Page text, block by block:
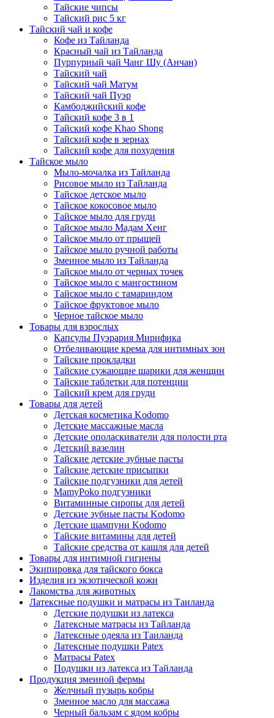
Тайские чипсы
Тайский рис 5 кг
Тайский чай и кофе
Кофе из Тайланда
Красный чай из Тайланда
Пурпурный чай Чанг Шу (Анчан)
Тайский чай
Тайский чай Матум
Тайский чай Пуэр
Камбоджийский кофе
Тайский кофе 3 в 1
Тайский кофе Khao Shong
Тайский кофе в зернах
Тайский кофе для похудения
Тайское мыло
Мыло-мочалка из Тайланда
Рисовое мыло из Тайланда
Тайское детское мыло
Тайское кокосовое мыло
Тайское мыло для груди
Тайское мыло Мадам Хенг
Тайское мыло от прыщей
Тайское мыло ручной работы
Змеиное мыло из Тайланда
Тайское мыло от черных точек
Тайское мыло с мангостином
Тайское мыло с тамариндом
Тайское фруктовое мыло
Черное тайское мыло
Товары для взрослых
Капсулы Пуэрария Мирифика
Отбеливающие крема для интимных зон
Тайские прокладки
Тайские сужающие шарики для женщин
Тайские таблетки для потенции
Тайский крем для груди
Товары для детей
Детская косметика Kodomo
Детские массажные масла
Детские ополаскиватели для полости рта
Детский вазелин
Тайские детские зубные пасты
Тайские детские присыпки
Тайские подгузники для детей
MamyPoko подгузники
Витаминные сиропы для детей
Детские зубные пасты Kodomo
Детские шампуни Kodomo
Тайские витамины для детей
Тайские средства от кашля для детей
Товары для интимной гигиены
Экипировка для тайского бокса
Изделия из экзотической кожи
Лакомства для животных
Латексные подушки и матрасы из Таиланда
Детские подушки из латекса
Латексные матрасы из Тайланда
Латексные одеяла из Таиланда
Латексные подушки Patex
Матрасы Patex
Подушки из латекса из Тайланда
Продукция змеиной фермы
Желчный пузырь кобры
Змеиное масло для массажа
Черный бальзам с ядом кобры